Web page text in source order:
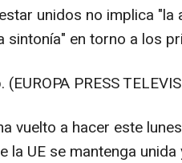
unidos no implica "la
sintonía" en torno a los
PRESS
vuelto a hacer este
la UE se mantenga